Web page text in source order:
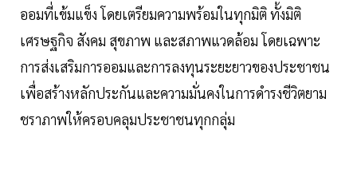
ออมที่เข้มแข็ง โดยเตรียมความพร้อมในทุกมิติ ทั้งมิติ
เศรษฐกิจ สังคม สุขภาพ และสภาพแวดล้อม โดยเฉพาะ
การส่งเสริมการออมและการลงทุนระยะยาวของประชาชน
เพื่อสร้างหลักประกันและความมั่นคงในการดำรงชีวิตยาม
ชราภาพให้ครอบคลุมประชาชนทุกกลุ่ม